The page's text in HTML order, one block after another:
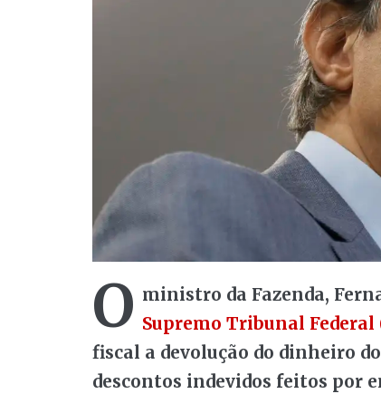
O ministro da Fazenda,
Supremo Tribunal
fiscal a devolução do dinheiro
descontos indevidos feitos por